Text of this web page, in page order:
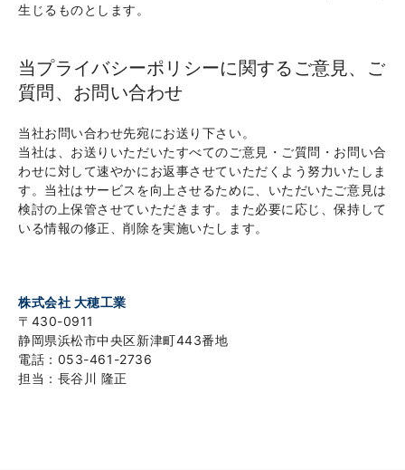
生じるものとします。
当プライバシーポリシーに関するご意見、ご
質問、お問い合わせ
当社お問い合わせ先宛にお送り下さい。
当社は、お送りいただいたすべてのご意見・ご質問・お問い合
わせに対して速やかにお返事させていただくよう努力いたしま
す。当社はサービスを向上させるために、いただいたご意見は
検討の上保管させていただきます。また必要に応じ、保持して
いる情報の修正、削除を実施いたします。
株式会社 大穂工業
〒430-0911
静岡県浜松市中央区新津町443番地
電話：053-461-2736
担当： 長谷川 隆正